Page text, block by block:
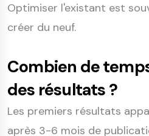
Optimiser l'existant est
créer du neuf.
Combien de
des résultats ?
Les premiers résultats
après 3-6 mois de